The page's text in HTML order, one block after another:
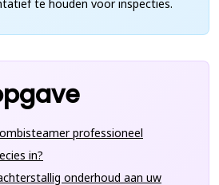
te houden voor inspecties.
professioneel
in?
onderhoud aan uw